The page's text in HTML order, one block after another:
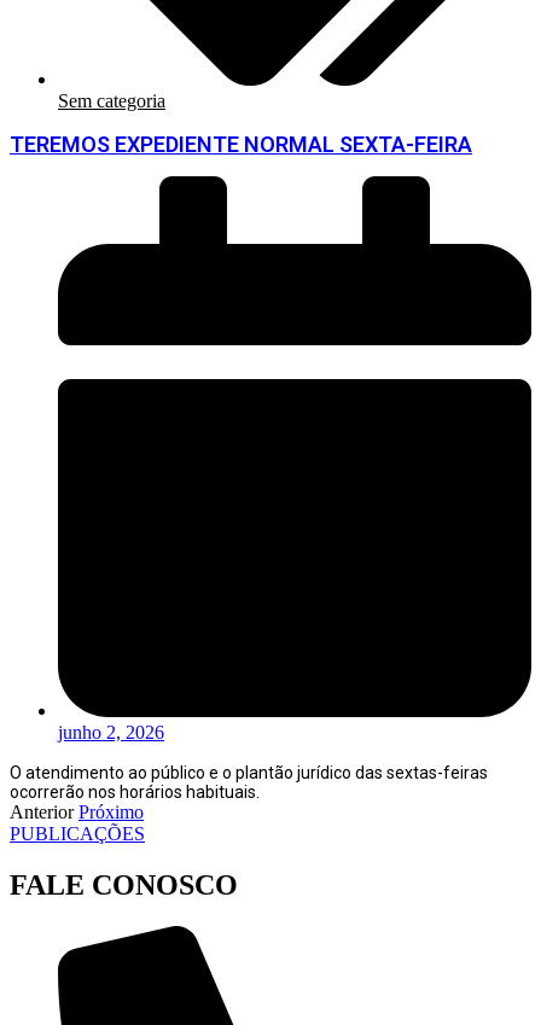
Sem categoria
TEREMOS EXPEDIENTE NORMAL SEXTA-FEIRA
junho 2, 2026
O atendimento ao público e o plantão jurídico das sextas-feiras
ocorrerão nos horários habituais.
Anterior Próximo
PUBLICAÇÕES
FALE CONOSCO